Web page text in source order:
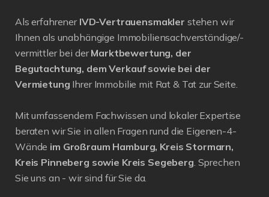
Als erfahrener IVD-Vertrauensmakler stehen wir
Ihnen als unabhängige Immobiliensachverständige/-
vermittler bei derMarktbewertung, der
Begutachtung, dem Verkauf sowie bei der
Vermietung Ihrer Immobilie mit Rat & Tat zur Seite.
Mit umfassendem Fachwissen und lokaler Expertise
beraten wir Sie in allen Fragen rund die Eigenen-4-
Wände im Großraum Hamburg, Kreis Stormarn,
Kreis Pinneberg sowie Kreis Segeberg. Sprechen
Sie uns an - wir sind für Sie da.